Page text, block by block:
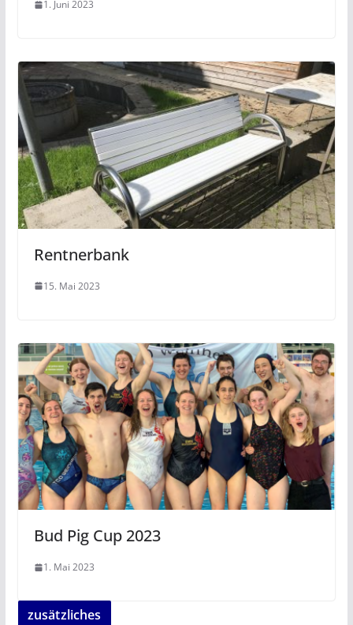
1. Juni 2023
Rentnerbank
15. Mai 2023
Bud Pig Cup 2023
1. Mai 2023
zusätzliches